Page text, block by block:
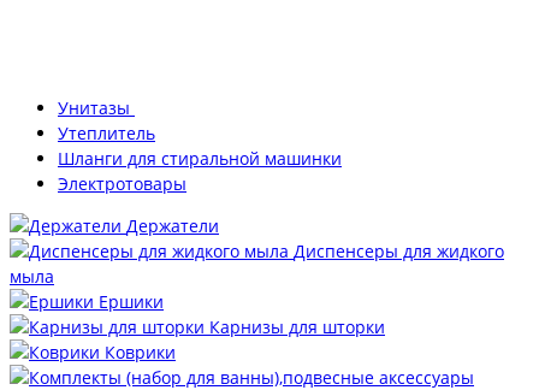
Унитазы
Утеплитель
Шланги для стиральной машинки
Электротовары
Держатели
Диспенсеры для жидкого
мыла
Ершики
Карнизы для шторки
Коврики